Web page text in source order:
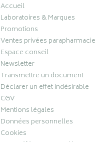
Accueil
Laboratoires & Marques
Promotions
Ventes privées parapharmacie
Espace conseil
Newsletter
Transmettre un document
Déclarer un effet indésirable
CGV
Mentions légales
Données personnelles
Cookies